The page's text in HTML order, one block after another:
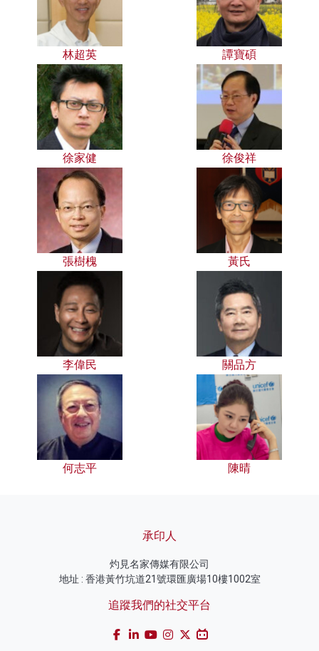
林超英 譚寶碩
徐家健 徐俊祥
張樹槐 黃氏
李偉民 關品方
何志平 陳晴
承印人
灼見名家傳媒有限公司
地址 : 香港黃竹坑道21號環匯廣場10樓1002室
追蹤我們的社交平台